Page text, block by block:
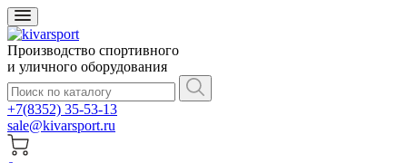
Производство спортивного
и уличного оборудования
+7(8352) 35-53-13
sale@kivarsport.ru